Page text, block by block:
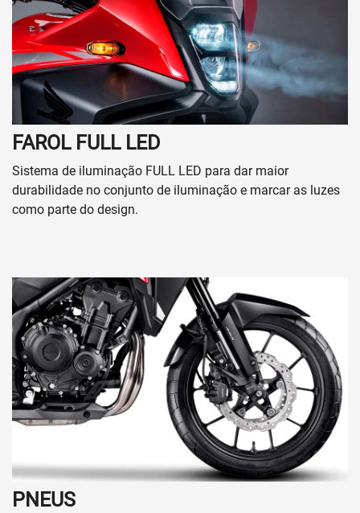
FAROL FULL LED
Sistema de iluminação FULL LED para dar maior
durabilidade no conjunto de iluminação e marcar as luzes
como parte do design.
PNEUS